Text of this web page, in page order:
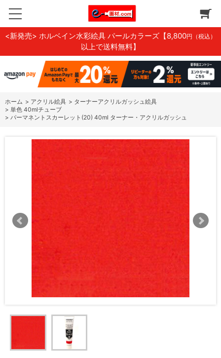
<新発売> ホルベイン水彩絵具 パールカラーズ 【8,800円（税込）
以上で送料無料】
ホーム > アクリル絵具 > ターナーアクリルガッシュ絵具
> 単色 40mlチューブ
> パーマネントスカーレット(20) 40ml ターナー・アクリルガッシュ